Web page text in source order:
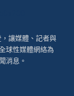
讓媒體、記者與
球性媒體網絡為
消息。